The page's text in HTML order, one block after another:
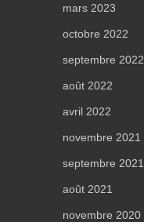
mars 2023
octobre 2022
septembre 2022
août 2022
avril 2022
novembre 2021
septembre 2021
août 2021
novembre 2020